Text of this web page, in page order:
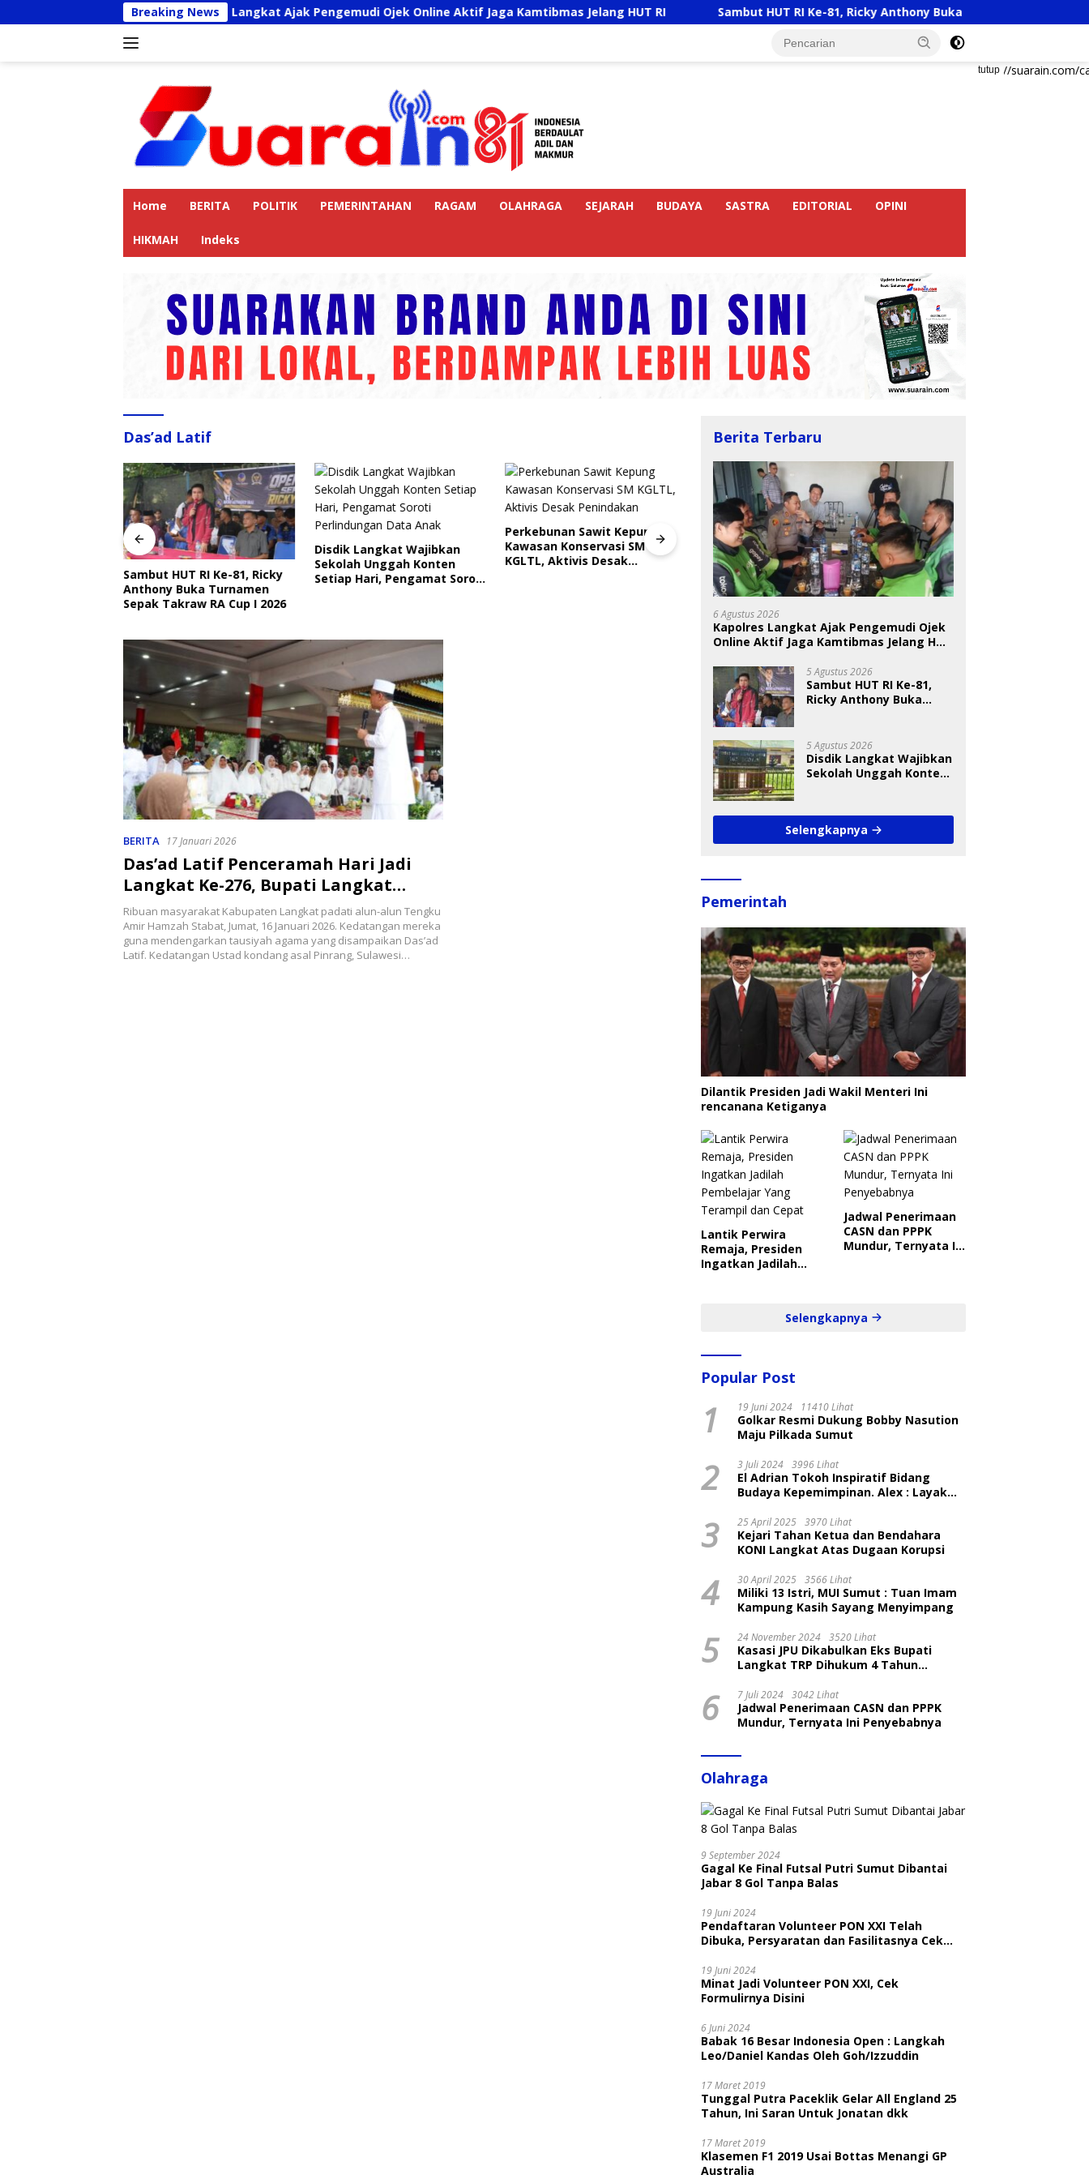
ke
Breaking News
Kapolres Langkat Ajak Pengemudi Ojek Online Aktif Jaga Kamtibmas Jelang HUT RI Sambut HUT RI Ke-81, Ricky Anthony Buka Turnamen Sepak Takraw RA Cup I
tutup
https://suarain.com/
Home BERITA POLITIK PEMERINTAHAN RAGAM OLAHRAGA SEJARAH BUDAYA SASTRA EDITORIAL OPINI
HIKMAH Indeks
Das’ad Latif
Sambut HUT RI Ke-81, Ricky
Anthony Buka Turnamen
Sepak Takraw RA Cup I 2026
Disdik Langkat Wajibkan
Sekolah Unggah Konten
Setiap Hari, Pengamat Soroti
Perkebunan Sawit Kepung
Kawasan Konservasi SM
KGLTL, Aktivis Desak
Indri Nugraheni: Festival
Sayang Anak Harus Jadi
Gerakan Berkelanjutan
Perlindungan Anak
BKSDA Segera Evaluasi
Perkebunan Sawit di
Kawasan Konservasi di
Langkat
BERITA 17 Januari 2026
Das’ad Latif Penceramah Hari Jadi
Langkat Ke-276, Bupati Langkat
Bersama Warga Antusias
Mendengarkan
Ribuan masyarakat Kabupaten Langkat padati alun-alun Tengku
Amir Hamzah Stabat, Jumat, 16 Januari 2026. Kedatangan mereka
guna mendengarkan tausiyah agama yang disampaikan Das’ad
Latif. Kedatangan Ustad kondang asal Pinrang, Sulawesi…
Berita Terbaru
6 Agustus 2026
Kapolres Langkat Ajak Pengemudi Ojek
Online Aktif Jaga Kamtibmas Jelang HUT
5 Agustus 2026
Sambut HUT RI Ke-81,
Ricky Anthony Buka
5 Agustus 2026
Disdik Langkat Wajibkan
Sekolah Unggah Konten
Data Anak
Selengkapnya
Pemerintah
Dilantik Presiden Jadi Wakil Menteri Ini
rencanana Ketiganya
Lantik Perwira
Remaja, Presiden
Ingatkan Jadilah
Jadwal Penerimaan
CASN dan PPPK
Mundur, Ternyata Ini
Selengkapnya
Popular Post
1 19 Juni 2024 11410 Lihat
Golkar Resmi Dukung Bobby Nasution
Maju Pilkada Sumut
2 3 Juli 2024 3996 Lihat
El Adrian Tokoh Inspiratif Bidang
Budaya Kepemimpinan. Alex : Layak
3 25 April 2025 3970 Lihat
Kejari Tahan Ketua dan Bendahara
KONI Langkat Atas Dugaan Korupsi
4 30 April 2025 3566 Lihat
Miliki 13 Istri, MUI Sumut : Tuan Imam
Kampung Kasih Sayang Menyimpang
5 24 November 2024 3520 Lihat
Kasasi JPU Dikabulkan Eks Bupati
Langkat TRP Dihukum 4 Tahun
6 7 Juli 2024 3042 Lihat
Jadwal Penerimaan CASN dan PPPK
Mundur, Ternyata Ini Penyebabnya
Olahraga
9 September 2024
Gagal Ke Final Futsal Putri Sumut Dibantai
Jabar 8 Gol Tanpa Balas
19 Juni 2024
Pendaftaran Volunteer PON XXI Telah
Dibuka, Persyaratan dan Fasilitasnya Cek
19 Juni 2024
Minat Jadi Volunteer PON XXI, Cek
Formulirnya Disini
6 Juni 2024
Babak 16 Besar Indonesia Open : Langkah
Leo/Daniel Kandas Oleh Goh/Izzuddin
17 Maret 2019
Tunggal Putra Paceklik Gelar All England 25
Tahun, Ini Saran Untuk Jonatan dkk
17 Maret 2019
Klasemen F1 2019 Usai Bottas Menangi GP
Australia